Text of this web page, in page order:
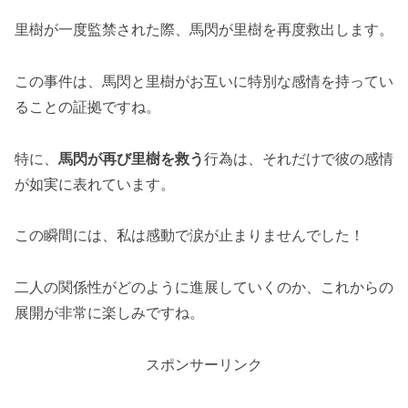
里樹が一度監禁された際、馬閃が里樹を再度救出します。
この事件は、馬閃と里樹がお互いに特別な感情を持ってい
ることの証拠ですね。
特に、 馬閃が再び里樹を救う行為は、それだけで彼の感情
が如実に表れています。
この瞬間には、私は感動で涙が止まりませんでした！
二人の関係性がどのように進展していくのか、これからの
展開が非常に楽しみですね。
スポンサーリンク